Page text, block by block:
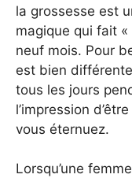
la grossesse est
magique qui fait
neuf mois. Pour
est bien
tous les jours
l’impression
vous éternuez.
Lorsqu’une